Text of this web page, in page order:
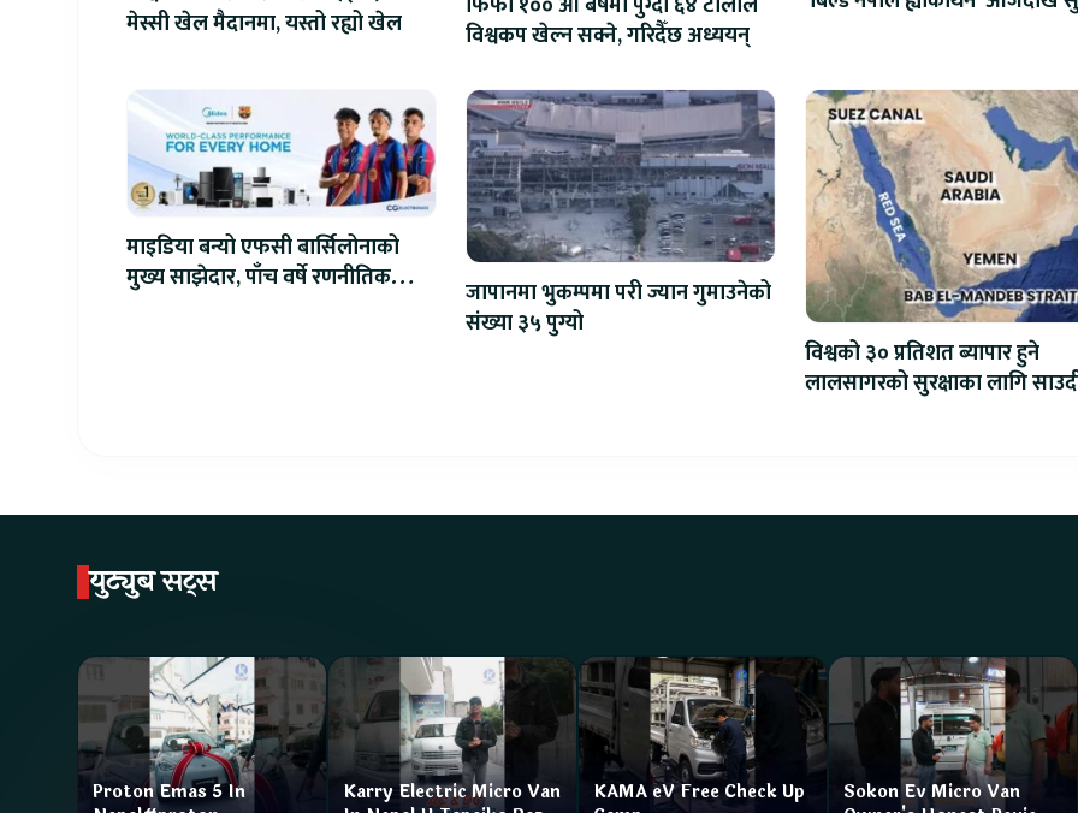
मेस्सी खेल मैदानमा, यस्तो रह्यो खेल
विश्वकप खेल्न सक्ने, गरिदैँछ अध्ययन्
माइडिया बन्यो एफसी बार्सिलोनाको
मुख्य साझेदार, पाँच वर्षे रणनीतिक
जापानमा भुकम्पमा परी ज्यान गुमाउनेको
संख्या ३५ पुग्यो
विश्वको ३० प्रतिशत ब्यापार हुने
लालसागरको सुरक्षाका लागि
युट्युब सट्स
Proton Emas 5 In
Karry Electric Micro Van
KAMA eV Free Check Up
Sokon Ev Micro Van